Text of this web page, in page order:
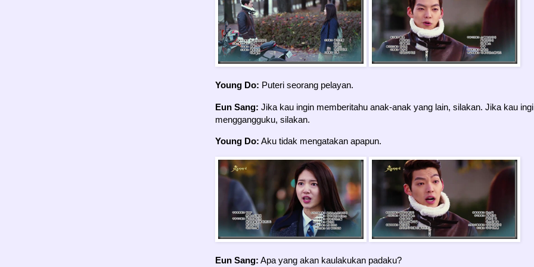
Young Do: Puteri seorang pelayan.
Eun Sang: Jika kau ingin memberitahu anak-anak yang lain, silakan. Jika kau
menggangguku, silakan.
Young Do: Aku tidak mengatakan apapun.
Eun Sang: Apa yang akan kaulakukan padaku?